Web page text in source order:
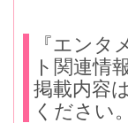
『エン
ト関連情
掲載内容
ください。